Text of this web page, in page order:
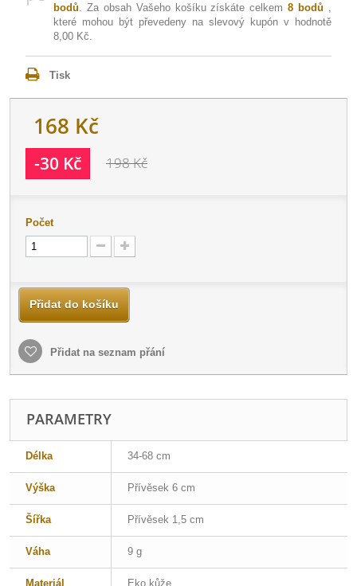
bodů. Za obsah Vašeho košíku získáte celkem8 bodů ,
které mohou být převedeny na slevový kupón v hodnotě
8,00 Kč.
Tisk
168 Kč
-30 Kč 198 Kč
Počet
Přidat do košíku
Přidat na seznam přání
PARAMETRY
Délka 34-68 cm
Výška Přívěsek 6 cm
Šířka Přívěsek 1,5 cm
Váha 9 g
Materiál Eko kůže